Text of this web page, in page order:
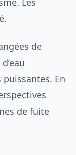
de
En
de fuite